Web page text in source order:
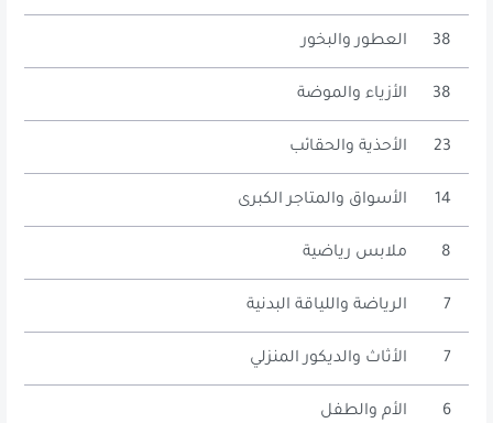
العطور والبخور 38
الأزياء والموضة 38
الأحذية والحقائب 23
الأسواق والمتاجر الكبرى 14
ملابس رياضية 8
الرياضة واللياقة البدنية
الأثاث والديكور المنزلي
الأم والطفل 6